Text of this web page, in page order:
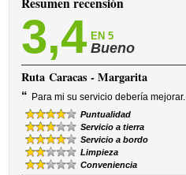
3,4 EN 5
Bueno
RutaCaracas - Margarita
“ Para mi su servicio debería mejorar.
Puntualidad
Servicio a tierra
Servicio a bordo
Limpieza
Conveniencia